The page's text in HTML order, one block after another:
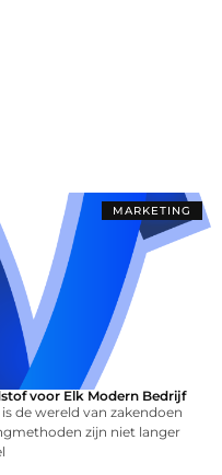
MARKETING
voor Elk Modern Bedrijf
de wereld van zakendoen
zijn niet langer